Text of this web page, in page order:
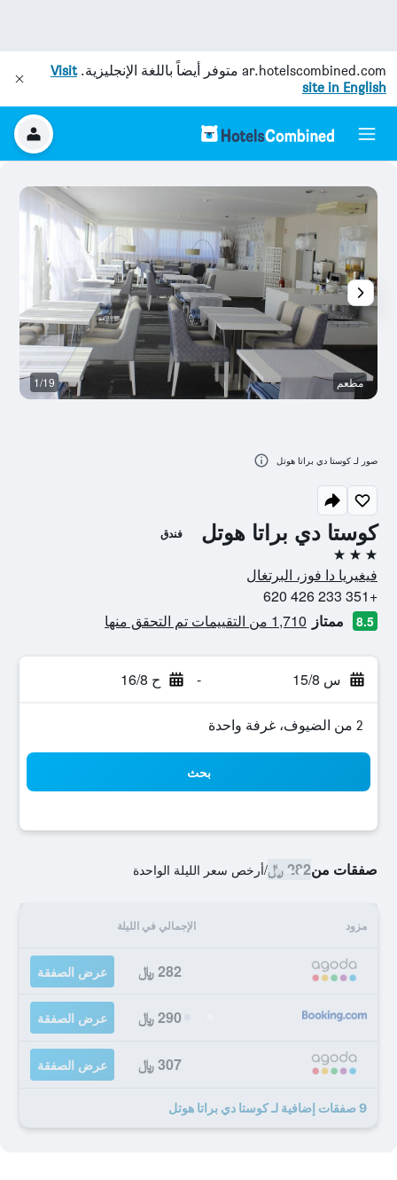
ar.hotelscombined.com متوفر أيضاً باللغة الإنجليزية.Visit
site in English
كوستا دي براتا هوتل فندق
3 نجوم
فيغيريا دا فوز، البرتغال
+351 233 426 620
8.5 ممتاز 1,710 من التقييمات تم التحقق منها
س 15/8 - ح 16/8
2 من الضيوف، غرفة واحدة
بحث
صفقات من282 ﷼ /أرخص سعر الليلة الواحدة
مزود الإجمالي في الليلة
282 ﷼ عرض الصفقة
290 ﷼ عرض الصفقة
307 ﷼ عرض الصفقة
9 صفقات إضافية لـ كوستا دي براتا هوتل
مطعم 1/19
صور لـ كوستا دي براتا هوتل